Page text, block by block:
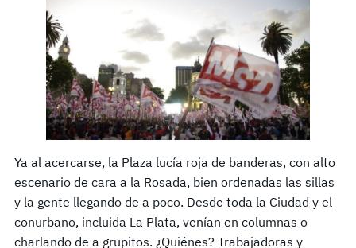
Ya al acercarse, la Plaza lucía roja de banderas, con alto
escenario de cara a la Rosada, bien ordenadas las sillas
y la gente llegando de a poco. Desde toda la Ciudad y el
conurbano, incluida La Plata, venían en columnas o
charlando de a grupitos. ¿Quiénes? Trabajadoras y